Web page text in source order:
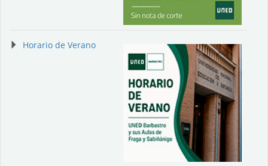
Horario de Verano